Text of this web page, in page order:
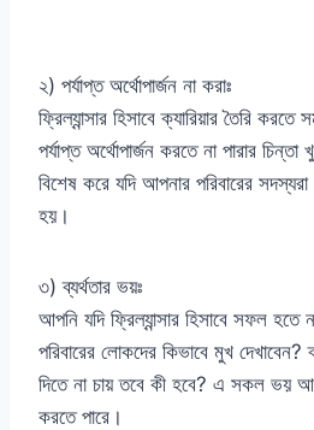
২) পর্যাপ্ত অর্থোপার্জন না করাঃ
ফ্রিল্যান্সার হিসাবে ক্যারিয়ার তৈরি
পর্যাপ্ত অর্থোপার্জন করতে না পারার
বিশেষ করে যদি আপনার পরিবারের
হয়।
৩) ব্যর্থতার ভয়ঃ
আপনি যদি ফ্রিল্যান্সার হিসাবে সফল হতে
পরিবারের লোকদের কিভাবে মুখ দেখাবেন?
দিতে না চায় তবে কী হবে? এ সকল ভয়
করতে পারে।